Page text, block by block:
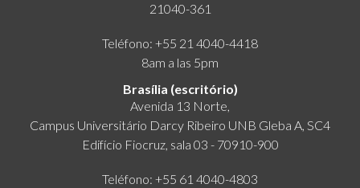
21040-361
Teléfono: +55 21 4040-4418
8am a las 5pm
Brasília (escritório)
Avenida 13 Norte,
Campus Universitário Darcy Ribeiro UNB Gleba A, SC4
Edifício Fiocruz, sala 03 - 70910-900
Teléfono: +55 61 4040-4803